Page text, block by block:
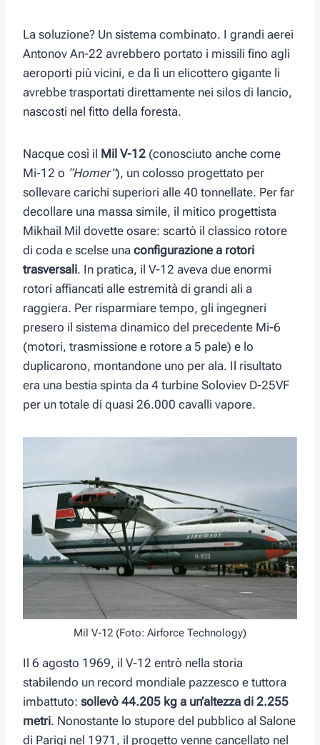
La soluzione? Un sistema combinato. I grandi aerei
Antonov An-22 avrebbero portato i missili fino agli
aeroporti più vicini, e da lì un elicottero gigante li
avrebbe trasportati direttamente nei silos di lancio,
nascosti nel fitto della foresta.
Nacque così il Mil V-12 (conosciuto anche come
Mi-12 o “Homer”), un colosso progettato per
sollevare carichi superiori alle 40 tonnellate. Per far
decollare una massa simile, il mitico progettista
Mikhail Mil dovette osare: scartò il classico rotore
di coda e scelse una configurazione a rotori
trasversali. In pratica, il V-12 aveva due enormi
rotori affiancati alle estremità di grandi ali a
raggiera. Per risparmiare tempo, gli ingegneri
presero il sistema dinamico del precedente Mi-6
(motori, trasmissione e rotore a 5 pale) e lo
duplicarono, montandone uno per ala. Il risultato
era una bestia spinta da 4 turbine Soloviev D-25VF
per un totale di quasi 26.000 cavalli vapore.
Mil V-12 (Foto: Airforce Technology)
Il 6 agosto 1969, il V-12 entrò nella storia
stabilendo un record mondiale pazzesco e tuttora
imbattuto: sollevò 44.205 kg a un’altezza di 2.255
metri. Nonostante lo stupore del pubblico al Salone
di Parigi nel 1971, il progetto venne cancellato nel